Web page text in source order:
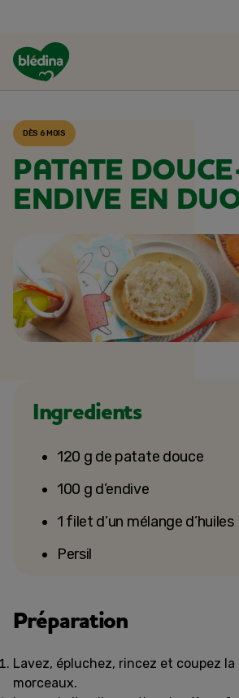
ACCUEIL
DÈS 6 MOIS
PATATE
ENDIVE EN
Ingredients
120 g de patate douce
100 g d’endive
1 filet d’un mélange d’huiles
Persil
Préparation
Lavez, épluchez, rincez et coupez
morceaux.